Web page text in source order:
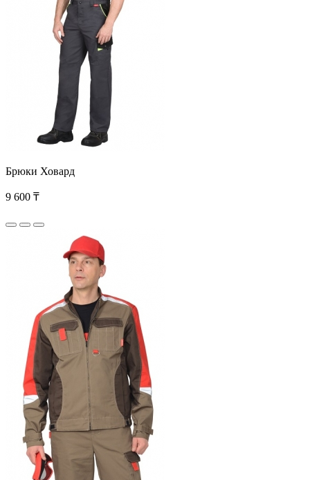
Брюки Ховард
9 600 ₸